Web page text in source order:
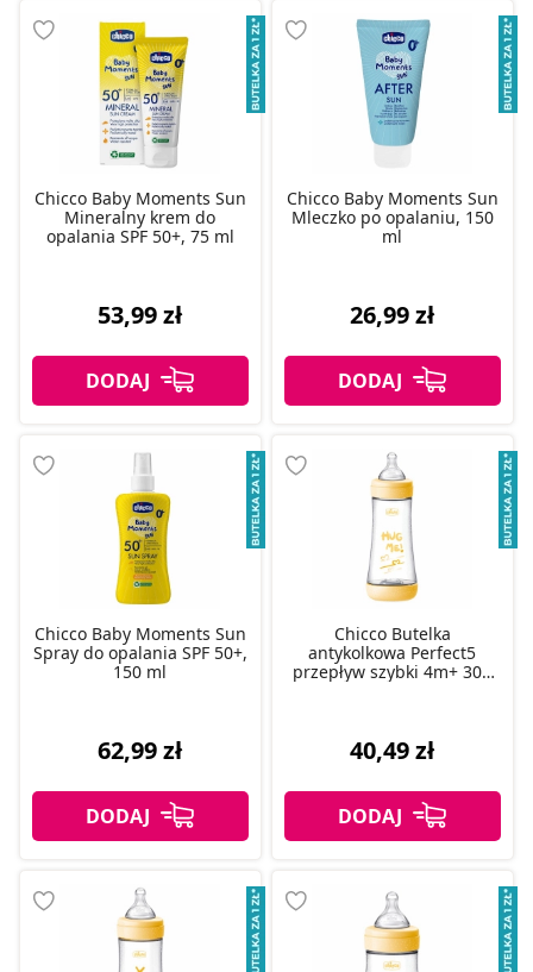
Chicco Baby Moments Sun
Mineralny krem do
opalania SPF 50+, 75 ml
53,99 zł
Chicco Baby Moments Sun
Mleczko po opalaniu, 150
ml
26,99 zł
Chicco Baby Moments Sun
Spray do opalania SPF 50+,
150 ml
62,99 zł
Chicco Butelka
antykolkowa Perfect5
przepływ szybki 4m+ 300
40,49 zł